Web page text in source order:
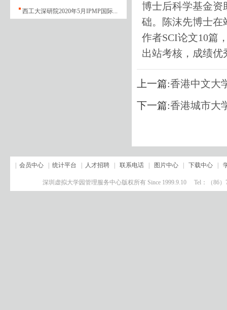
西工大深研院2020年5月IPMP国际...
博士后科学基金资
础。陈沫先博士在
作者SCI论文10篇
出站考核，成绩优
上一篇:香港中文大
下一篇:香港城市大
会员中心 统计平台 人才招聘 联系电话 图片中心 下载中心
深圳虚拟大学园管理服务中心版权所有 Since 1999.9.10 Tel：（